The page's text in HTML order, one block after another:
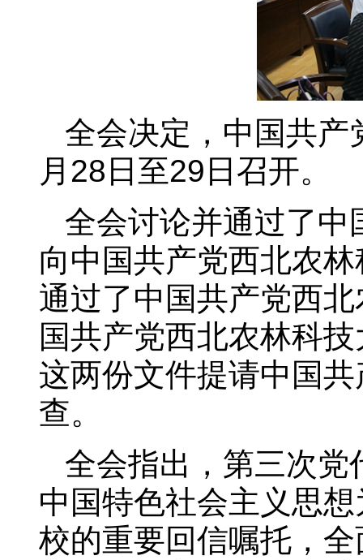
全会决定，中国共
月28日至29日召开。
全会讨论并通过了
向中国共产党西北农
通过了中国共产党西
国共产党西北农林科
这两份文件提请中国
查。
全会指出，第三次
中国特色社会主义思
校的重要回信嘱托，